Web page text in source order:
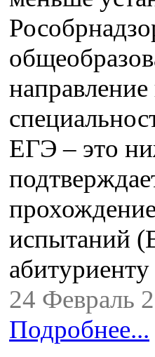
ЕГЭ – это
испытаний
24 Февраль
Подробнее...